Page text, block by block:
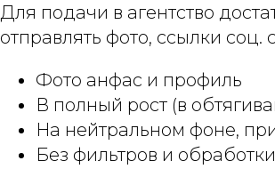
Для подачи в агентство
отправлять фото, ссылки соц.
Фото анфас и профиль
В полный рост (в
На нейтральном фоне,
Без фильтров и обработки